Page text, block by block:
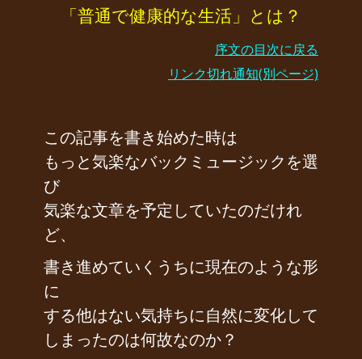
「普通で健康的な生活」とは？
序文の目次に戻る
リンク切れ通知(別ページ)
この記事を書き始めた時は
もっと気楽なバックミュージックを選
び
気楽な文章を予定していたのだけれ
ど、
書き進めていくうちに現在のような形
に
する他はない気持ちに自然に変化して
しまったのは何故なのか？